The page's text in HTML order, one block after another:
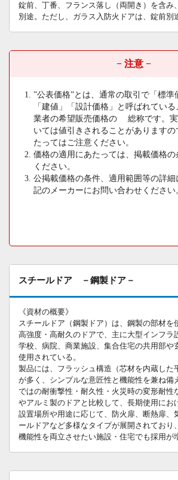
錠前、丁番、フランス落し（両開き）を含み
別途。ただし、ガラス入防火ドアは、錠前別
− 注意 −
”公表価格”とは、通常の取引で「標準
「建値」「設計価格」と呼ばれてい
業者の希望販売価格の 総称です。実
いては値引きされることがあります
たってはご注意ください。
価格の適用にあたっては、掲載価格の
ください。
公掲載価格の条件、適用範囲等の詳細
記のメーカーにお問い合わせください
スチールドア －鋼製ドア－
《資材の概要》
スチールドア（鋼製ドア）は、鋼製の部材を
高強度・高耐久のドアで、主に大型インフラ
学校、病院、商業施設、集合住宅の共用部や
使用されている。
製品には、フラッシュ構造（芯材を内蔵した
が多く、シンプルな意匠性と機能性を兼ね備
ではの耐衝撃性・耐久性・火災時の変形耐性
やアルミ製のドアと比較して、長期使用にお
設置場所や用途に応じて、防火扉、断熱扉、
ールドアなど多様なタイプが展開されており
機能性を両立させたい施設・住宅でも採用が